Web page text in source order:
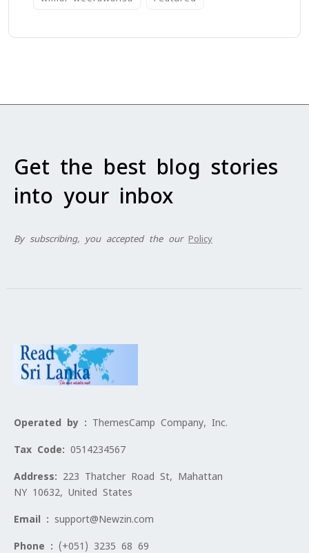
Get the best blog stories
into your inbox
By subscribing, you accepted the our Policy
Operated by : ThemesCamp Company, Inc.
Tax Code: 0514234567
Address: 223 Thatcher Road St, Mahattan
NY 10632, United States
Email : support@Newzin.com
Phone : (+051) 3235 68 69